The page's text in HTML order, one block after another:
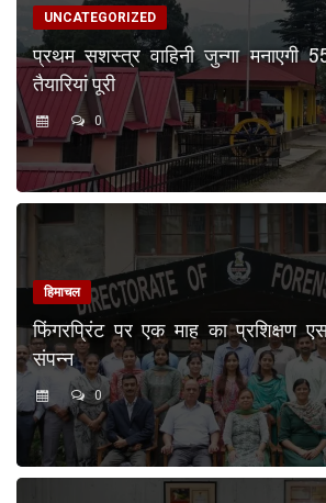
UNCATEGORIZED
प्रथम सशस्त्र वाहिनी जुन्गा मनाएगी
तैयारियां पूरी
0
हिमाचल
फिंगरप्रिंट पर एक माह का प्रशिक्षण
संपन्न
0